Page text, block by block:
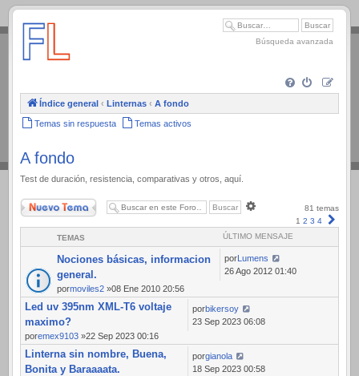
.
Búsqueda avanzada
Índice general ‹ Linternas ‹ A fondo
Temas sin respuesta Temas activos
A fondo
Test de duración, resistencia, comparativas y otros, aquí.
Nuevo Tema
81 temas
1 2 3 4
TEMAS ÚLTIMO MENSAJE
Nociones básicas, informacion
general.
pormoviles2 »08 Ene 2010 20:56
porLumens
26 Ago 2012 01:40
Led uv 395nm XML-T6 voltaje
maximo?
poremex9103 »22 Sep 2023 00:16
porbikersoy
23 Sep 2023 06:08
Linterna sin nombre, Buena,
Bonita y Baraaaata.
porgianola
18 Sep 2023 00:58